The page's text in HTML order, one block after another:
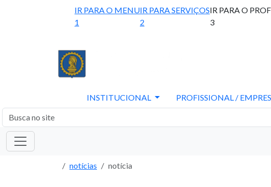
IR PARA O MENU
1
IR PARA SERVIÇOS
2
IR PARA O
3
INSTITUCIONAL PROFISSIONAL /
notícias notícia